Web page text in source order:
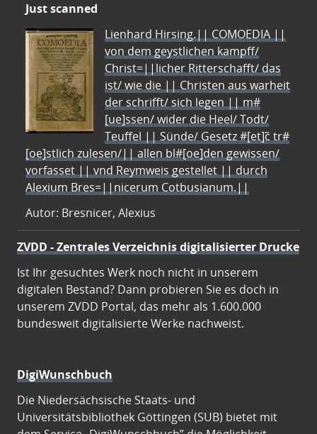
Just scanned
Lienhard Hirsing.|| COMOEDIA ||
von dem geystlichen kampff/
Christ=||licher Ritterschafft/ das
ist/ wie die || Christen aus warheit
der schrifft/ sich legen || m#
[ue]ssen/ wider die Heel/ Todt/
Teuffel || Sünde/ Gesetz #[et]c̃ tr#
[oe]stlich zulesen/|| allen bl#[oe]den gewissen/
vorfasset || vnd Reymweis gestellet || durch
Alexium Bres=||nicerum Cotbusianum.||
Autor: Bresnicer, Alexius
ZVDD - Zentrales Verzeichnis digitalisierter Drucke
Ist Ihr gesuchtes Werk noch nicht in unserem
digitalen Bestand? Dann probieren Sie es doch in
unserem ZVDD Portal, das mehr als 1.600.000
bundesweit digitalisierte Werke nachweist.
DigiWunschbuch
Die Niedersächsische Staats- und
Universitätsbibliothek Göttingen (SUB) bietet mit